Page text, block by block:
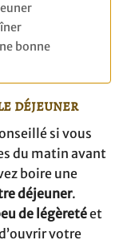
bonne
déjeuner
si vous
du matin avant
boire une
déjeuner.
de légèretéet
votre